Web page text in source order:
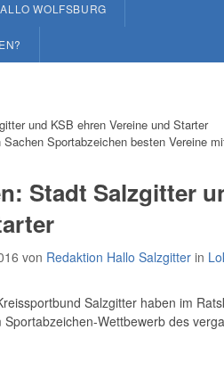
WOLFSBURG
Sportabzeichen besten Vereine
Stadt Salzgitter
von Redaktion Hallo Salzgitter in
Salzgitter haben im
Wettbewerb des